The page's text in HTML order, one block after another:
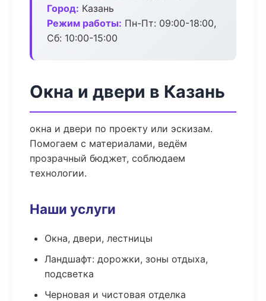
Город: Казань
Режим работы: Пн-Пт: 09:00-18:00,
Сб: 10:00-15:00
Окна и двери в Казань
окна и двери по проекту или эскизам.
Помогаем с материалами, ведём
прозрачный бюджет, соблюдаем
технологии.
Наши услуги
Окна, двери, лестницы
Ландшафт: дорожки, зоны отдыха,
подсветка
Черновая и чистовая отделка